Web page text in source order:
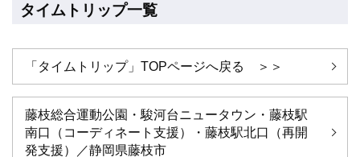
タイムトリップ一覧
「タイムトリップ」TOPページへ戻る ＞＞
藤枝総合運動公園・駿河台ニュータウン・藤枝駅
南口（コーディネート支援）・藤枝駅北口（再開
発支援）／静岡県藤枝市